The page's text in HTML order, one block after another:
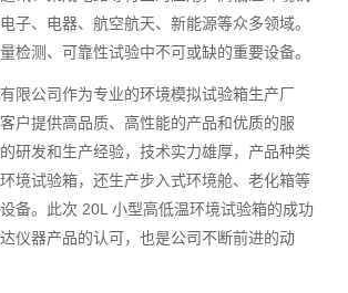
子、电器、航空航天、新能源等众多领域。
检测、可靠性试验中不可或缺的重要设备。
限公司作为专业的环境模拟试验箱生产厂
户提供高品质、高性能的产品和优质的服
研发和生产经验，技术实力雄厚，产品种类
境试验箱，还生产步入式环境舱、老化箱等
备。此次 20L 小型高低温环境试验箱的成功
仪器产品的认可，也是公司不断前进的动